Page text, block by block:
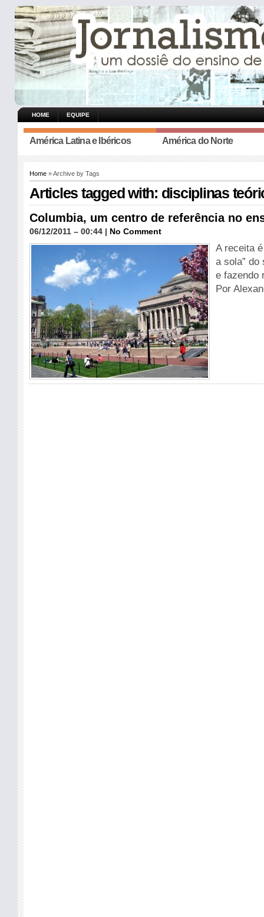
HOME EQUIPE
América Latina e Ibéricos América do Norte
Home » Archive by Tags
Articles tagged with: disciplinas
Columbia, um centro de referência no
06/12/2011 – 00:44 | No Comment
A receita
a sola” do
e fazendo
Por